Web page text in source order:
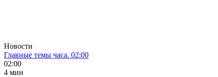
Новости
Главные темы часа. 02:00
02:00
4 мин